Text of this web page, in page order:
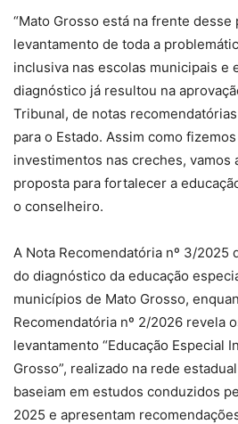
“Mato Grosso está na frente
levantamento de toda a
inclusiva nas escolas municipais e
diagnóstico já resultou na
Tribunal, de notas
para o Estado. Assim como
investimentos nas creches, vamos
proposta para fortalecer a
o conselheiro.
A Nota Recomendatória nº 3/2025
do diagnóstico da educação
municípios de Mato Grosso,
Recomendatória nº 2/2026 revela
levantamento “Educação Especial
Grosso”, realizado na rede
baseiam em estudos conduzidos
2025 e apresentam